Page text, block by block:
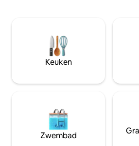
je gemak stelt. De open indeling nodigt
je uit om te vertragen, je te
en gewoon te zijn, en het centrum van
Magnolia ligt op slechts enkele minuten
Keuken
Zwembad